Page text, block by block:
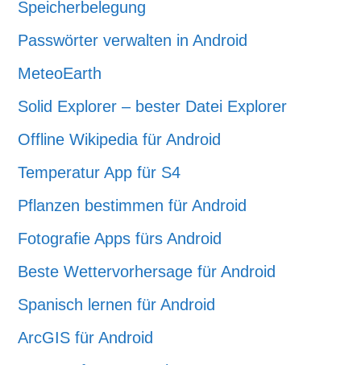
Speicherbelegung
Passwörter verwalten in Android
MeteoEarth
Solid Explorer – bester Datei Explorer
Offline Wikipedia für Android
Temperatur App für S4
Pflanzen bestimmen für Android
Fotografie Apps fürs Android
Beste Wettervorhersage für Android
Spanisch lernen für Android
ArcGIS für Android